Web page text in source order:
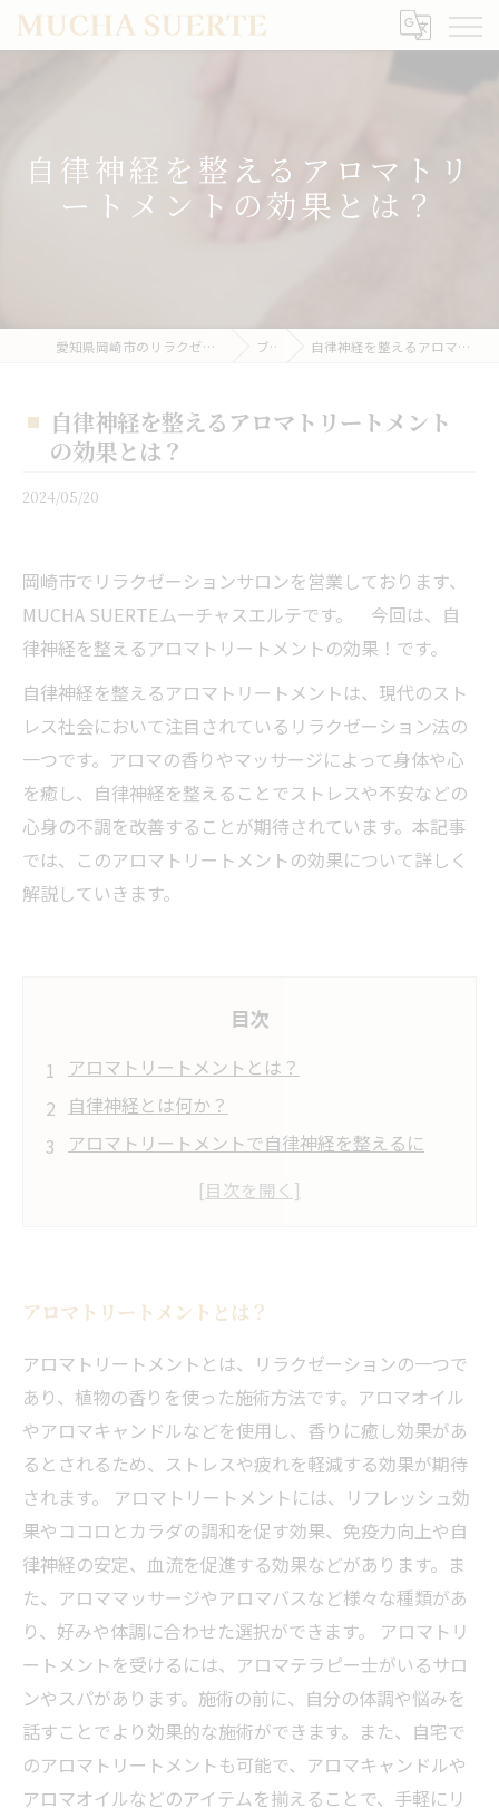
自律神経を整えるアロマトリ
ートメントの効果とは？
愛知県岡崎市のリラクゼーションならMUCHA SUERTE ブログ 自律神経を整えるアロマトリートメントの効果とは？
自律神経を整えるアロマトリートメント
の効果とは？
2024/05/20
岡崎市でリラクゼーションサロンを営業しております、
MUCHA SUERTEムーチャスエルテです。 今回は、自
律神経を整えるアロマトリートメントの効果！です。
自律神経を整えるアロマトリートメントは、現代のスト
レス社会において注目されているリラクゼーション法の
一つです。アロマの香りやマッサージによって身体や心
を癒し、自律神経を整えることでストレスや不安などの
心身の不調を改善することが期待されています。本記事
では、このアロマトリートメントの効果について詳しく
解説していきます。
目次
アロマトリートメントとは？
自律神経とは何か？
アロマトリートメントで自律神経を整えるに
に効果的か？
アロマトリートメントとは？
アロマトリートメントとは、リラクゼーションの一つで
あり、植物の香りを使った施術方法です。アロマオイル
やアロマキャンドルなどを使用し、香りに癒し効果があ
るとされるため、ストレスや疲れを軽減する効果が期待
されます。 アロマトリートメントには、リフレッシュ効
果やココロとカラダの調和を促す効果、免疫力向上や自
律神経の安定、血流を促進する効果などがあります。ま
た、アロママッサージやアロマバスなど様々な種類があ
り、好みや体調に合わせた選択ができます。 アロマトリ
ートメントを受けるには、アロマテラピー士がいるサロ
ンやスパがあります。施術の前に、自分の体調や悩みを
話すことでより効果的な施術ができます。また、自宅で
のアロマトリートメントも可能で、アロマキャンドルや
アロマオイルなどのアイテムを揃えることで、手軽にリ